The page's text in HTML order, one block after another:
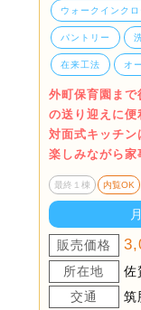
ウォークインクロ
パントリー
在来工法 オ
外町保育園ま
の送り迎えに便
対面式キッチ
楽しみながら家
最終１棟 内覧OK
販売価格
所在地
佐
交通
筑